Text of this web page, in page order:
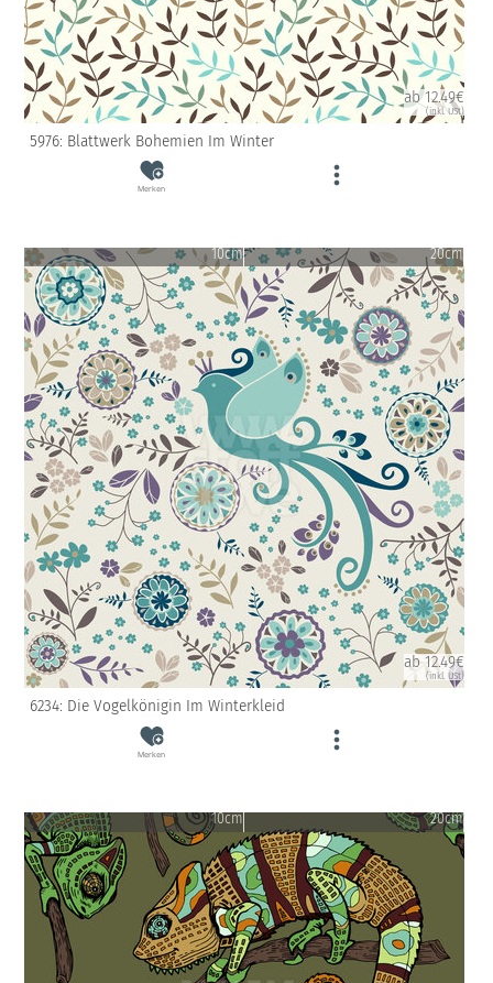
ab 12.49€
(inkl. USt)
5976: Blattwerk Bohemien Im Winter
Merken
10cm 20cm
ab 12.49€
(inkl. USt)
6234: Die Vogelkönigin Im Winterkleid
Merken
10cm 20cm